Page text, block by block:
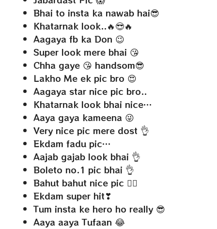
Bhai to insta ka nawab hai😎
Khatarnak look..🔥😎🔥
Aagaya fb ka Don 😉
Super look mere bhai 😘
Chha gaye 😘 handsom😎
Lakho Me ek pic bro 😍
Aagaya star nice pic bro..
Khatarnak look bhai nice…
Aaya gaya kameena 😜
Very nice pic mere dost 👌
Ekdam fadu pic…
Aajab gajab look bhai 👌
Boleto no.1 pic bhai 👌
Bahut bahut nice pic 👍🏻
Ekdam super hit❣
Tum insta ke hero ho really 😎
Aaya aaya Tufaan 😂